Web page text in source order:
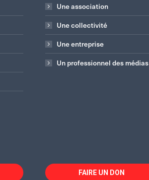
Une association
Une collectivité
Une entreprise
Un professionnel des médias
FAIRE UN DON